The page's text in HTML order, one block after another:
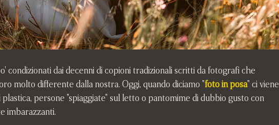
condizionati dai decenni di copioni tradizionali scritti da fotografi che
molto differente dalla nostra. Oggi, quando diciamo "foto in posa" ci viene
persone "spiaggiate" sul letto o pantomime di dubbio gusto con
imbarazzanti.